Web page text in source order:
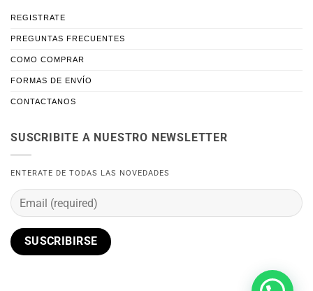
REGISTRATE
PREGUNTAS FRECUENTES
COMO COMPRAR
FORMAS DE ENVÍO
CONTACTANOS
SUSCRIBITE A NUESTRO NEWSLETTER
ENTERATE DE TODAS LAS NOVEDADES